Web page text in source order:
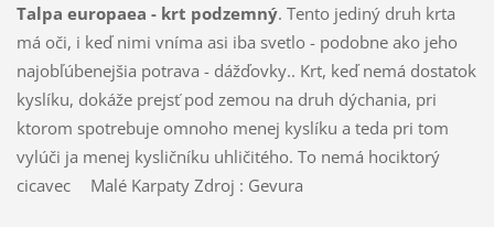
Talpa europaea - krt podzemný. Tento jediný druh krta
má oči, i keď nimi vníma asi iba svetlo - podobne ako jeho
najobľúbenejšia potrava - dážďovky.. Krt, keď nemá dostatok
kyslíku, dokáže prejsť pod zemou na druh dýchania, pri
ktorom spotrebuje omnoho menej kyslíku a teda pri tom
vylúči ja menej kysličníku uhličitého. To nemá hociktorý
cicavec
Malé Karpaty Zdroj : Gevura